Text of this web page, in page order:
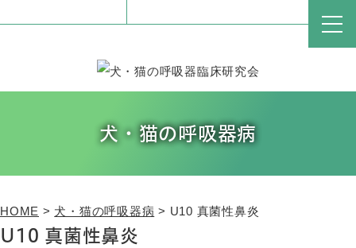
犬・猫の呼吸器病
HOME > 犬・猫の呼吸器病 > U10 真菌性鼻炎
U10 真菌性鼻炎